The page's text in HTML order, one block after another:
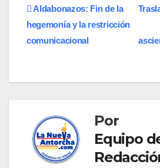
Navegación
de
Aldabonazos: Fin de la
hegemonía y la restricción
comunicacional
Por
Equipo